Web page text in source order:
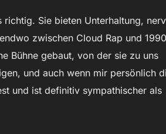
richtig. Sie bieten Unterhaltung,
zwischen Cloud Rap und
Bühne gebaut, von der sie zu uns
und auch wenn mir persönlich
und ist definitiv sympathischer als